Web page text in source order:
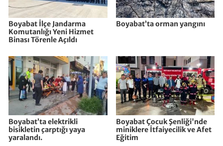
Boyabat İlçe Jandarma
Komutanlığı Yeni Hizmet
Binası Törenle Açıldı
Boyabat’ta orman yangını
Boyabat’ta elektrikli
bisikletin çarptığı yaya
yaralandı.
Boyabat Çocuk Şenliği'nde
miniklere İtfaiyecilik ve Afet
Eğitim